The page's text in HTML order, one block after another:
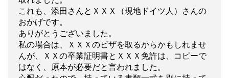
これも、添田さんとＸＸＸ（現地ドイツ人）さんの
おかげです。
ありがとうございました。
私の場合は、ＸＸＸのビザを取るからかもしれませ
んが、ＸＸの卒業証明書とＸＸＸ免許は、コピーで
はなく、原本が必要だと言われました。